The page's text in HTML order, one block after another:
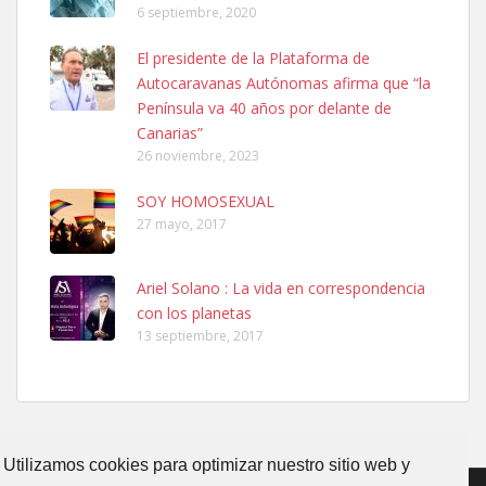
Utilizamos cookies para optimizar nuestro sitio web y
SHIBA PERDIDO AVDA JOSE MESA Y LOPEZ
PERRO MACHO RAZA SHIBA CON MICROCHIP PERDIDO HOY
06/07/2025 ZONA MESA Y LOPEZ. ES MUY ASUSTADIZO
Leales.org » Gran Canaria
6.7.2025
Ninfa perdida
El día 5 se los perdió una ninfa papillera, asustada tiene miedo a la
calle, se perdió por la zon...
6 septiembre, 2020
El presidente de la Plataforma de
Autocaravanas Autónomas afirma que “la
Península va 40 años por delante de
Canarias”
26 noviembre, 2023
SOY HOMOSEXUAL
27 mayo, 2017
Ariel Solano : La vida en correspondencia
con los planetas
13 septiembre, 2017